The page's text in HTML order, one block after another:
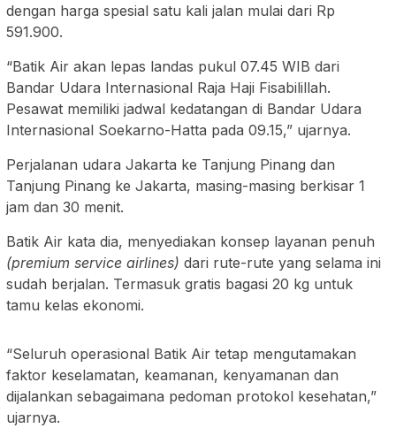
dengan harga spesial satu kali jalan mulai dari Rp
591.900.
“Batik Air akan lepas landas pukul 07.45 WIB dari
Bandar Udara Internasional Raja Haji Fisabilillah.
Pesawat memiliki jadwal kedatangan di Bandar Udara
Internasional Soekarno-Hatta pada 09.15,” ujarnya.
Perjalanan udara Jakarta ke Tanjung Pinang dan
Tanjung Pinang ke Jakarta, masing-masing berkisar 1
jam dan 30 menit.
Batik Air kata dia, menyediakan konsep layanan penuh
(premium service airlines) dari rute-rute yang selama ini
sudah berjalan. Termasuk gratis bagasi 20 kg untuk
tamu kelas ekonomi.
“Seluruh operasional Batik Air tetap mengutamakan
faktor keselamatan, keamanan, kenyamanan dan
dijalankan sebagaimana pedoman protokol kesehatan,”
ujarnya.